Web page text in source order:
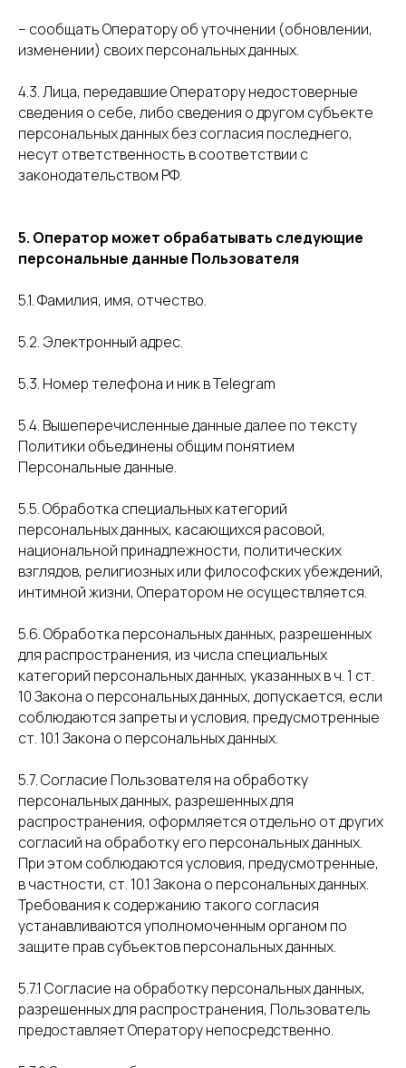
– сообщать Оператору об уточнении (обновлении,
изменении) своих персональных данных.
4.3. Лица, передавшие Оператору недостоверные
сведения о себе, либо сведения о другом субъекте
персональных данных без согласия последнего,
несут ответственность в соответствии с
законодательством РФ.
5. Оператор может обрабатывать следующие
персональные данные Пользователя
5.1. Фамилия, имя, отчество.
5.2. Электронный адрес.
5.3. Номер телефона и ник в Telegram
5.4. Вышеперечисленные данные далее по тексту
Политики объединены общим понятием
Персональные данные.
5.5. Обработка специальных категорий
персональных данных, касающихся расовой,
национальной принадлежности, политических
взглядов, религиозных или философских убеждений,
интимной жизни, Оператором не осуществляется.
5.6. Обработка персональных данных, разрешенных
для распространения, из числа специальных
категорий персональных данных, указанных в ч. 1 ст.
10 Закона о персональных данных, допускается, если
соблюдаются запреты и условия, предусмотренные
ст. 10.1 Закона о персональных данных.
5.7. Согласие Пользователя на обработку
персональных данных, разрешенных для
распространения, оформляется отдельно от других
согласий на обработку его персональных данных.
При этом соблюдаются условия, предусмотренные,
в частности, ст. 10.1 Закона о персональных данных.
Требования к содержанию такого согласия
устанавливаются уполномоченным органом по
защите прав субъектов персональных данных.
5.7.1 Согласие на обработку персональных данных,
разрешенных для распространения, Пользователь
предоставляет Оператору непосредственно.